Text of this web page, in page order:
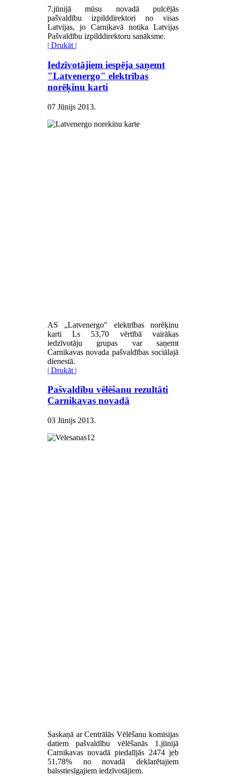
7.jūnijā mūsu novadā pulcējās
pašvaldību izpilddirektori no visas
Latvijas, jo Carnikavā notika Latvijas
Pašvaldību izpilddirektoru sanāksme.
| Drukāt |
Iedzīvotājiem iespēja saņemt
"Latvenergo" elektrības
norēķinu karti
07 Jūnijs 2013.
AS „Latvenergo" elektrības norēķinu
karti Ls 53,70 vērtībā vairākas
iedzīvotāju grupas var saņemt
Carnikavas novada pašvaldības sociālajā
dienestā.
| Drukāt |
Pašvaldību vēlēšanu rezultāti
Carnikavas novadā
03 Jūnijs 2013.
Saskaņā ar Centrālās Vēlēšanu komisijas
datiem pašvaldību vēlēšanās 1.jūnijā
Carnikavas novadā piedalījās 2474 jeb
51,78% no novadā deklarētajiem
balsstiesīgajiem iedzīvotājiem.